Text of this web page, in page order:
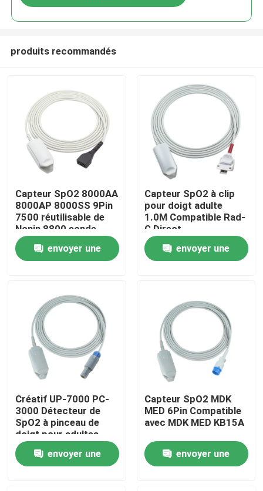
Maison
Produits
Au sujet de nous
Visite d'usine
Contrôle de qualité
Contactez-nous
Nouvelles
Cas
Demandez une citation
produits recommandés
Capteur SpO2 8000AA
8000AP 8000SS 9Pin
7500 réutilisable de
Nonin 8800 sonde
adulte de l'agrafe
SpO2 de doigt de
Xpod 3012
envoyer une
Capteur SpO2 à clip
pour doigt adulte
1.0M Compatible Rad-
G Direct
envoyer une
Créatif UP-7000 PC-
3000 Détecteur de
SpO2 à pinceau de
doigt pour adultes
9Pin 3,0M SpO2
envoyer une
Capteur SpO2 MDK
MED 6Pin Compatible
avec MDK MED KB15A
envoyer une